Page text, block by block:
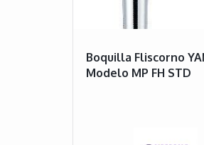
Boquilla Fliscorno
Modelo MP FH STD